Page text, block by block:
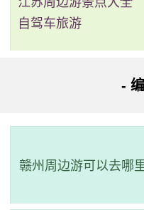
评级：暂无
菉猗堂及建筑群为宋
墙等，考究细致，是研究
自驾车旅游
-
赣州周边游可以去哪